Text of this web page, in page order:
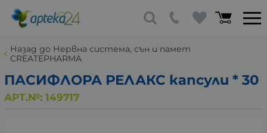
Назад до Нервна система, сън и памет
CREATEPHARMA
ПАСИФЛОРА РЕЛАКС капсули * 30
АРТ.№: 149717